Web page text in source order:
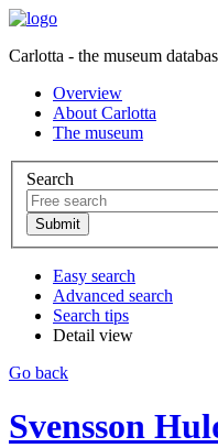
Carlotta - the museum
Overview
About Carlotta
The museum
Search
Easy search
Advanced search
Search tips
Detail view
Go back
Svensson